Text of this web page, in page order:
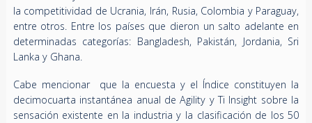
la competitividad de Ucrania, Irán, Rusia, Colombia y Paraguay,
entre otros. Entre los países que dieron un salto adelante en
determinadas categorías: Bangladesh, Pakistán, Jordania, Sri
Lanka y Ghana.
Cabe mencionar que la encuesta y el Índice constituyen la
decimocuarta instantánea anual de Agility y Ti Insight sobre la
sensación existente en la industria y la clasificación de los 50